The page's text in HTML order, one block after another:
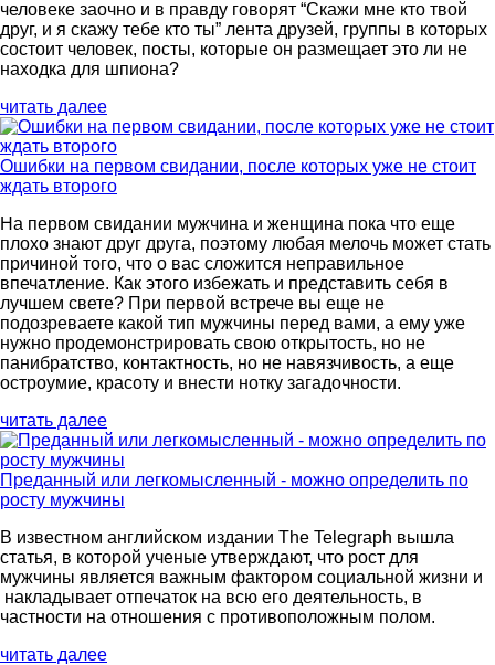
человеке заочно и в правду говорят “Скажи мне кто твой
друг, и я скажу тебе кто ты” лента друзей, группы в которых
состоит человек, посты, которые он размещает это ли не
находка для шпиона?
читать далее
Ошибки на первом свидании, после которых уже не стоит
ждать второго
На первом свидании мужчина и женщина пока что еще
плохо знают друг друга, поэтому любая мелочь может стать
причиной того, что о вас сложится неправильное
впечатление. Как этого избежать и представить себя в
лучшем свете? При первой встрече вы еще не
подозреваете какой тип мужчины перед вами, а ему уже
нужно продемонстрировать свою открытость, но не
панибратство, контактность, но не навязчивость, а еще
остроумие, красоту и внести нотку загадочности.
читать далее
Преданный или легкомысленный - можно определить по
росту мужчины
В известном английском издании The Telegraph вышла
статья, в которой ученые утверждают, что рост для
мужчины является важным фактором социальной жизни и
накладывает отпечаток на всю его деятельность, в
частности на отношения с противоположным полом.
читать далее